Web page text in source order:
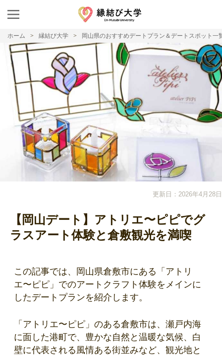
ホーム 縁結び大学 岡山県のおすすめデートプラン＆デートスポット一
更新日：2026年4月28日
【岡山デート】アトリエ〜ピピでグ
ラスアート体験と倉敷観光を満喫
この記事では、岡山県倉敷市にある「アトリ
エ〜ピピ」でのアートクラフト体験をメインに
したデートプランを紹介します。
「アトリエ〜ピピ」のある倉敷市は、瀬戸内海
に面した港町で、豊かな自然と温暖な気候、白
壁に代表される風情ある街並みなど、観光地と